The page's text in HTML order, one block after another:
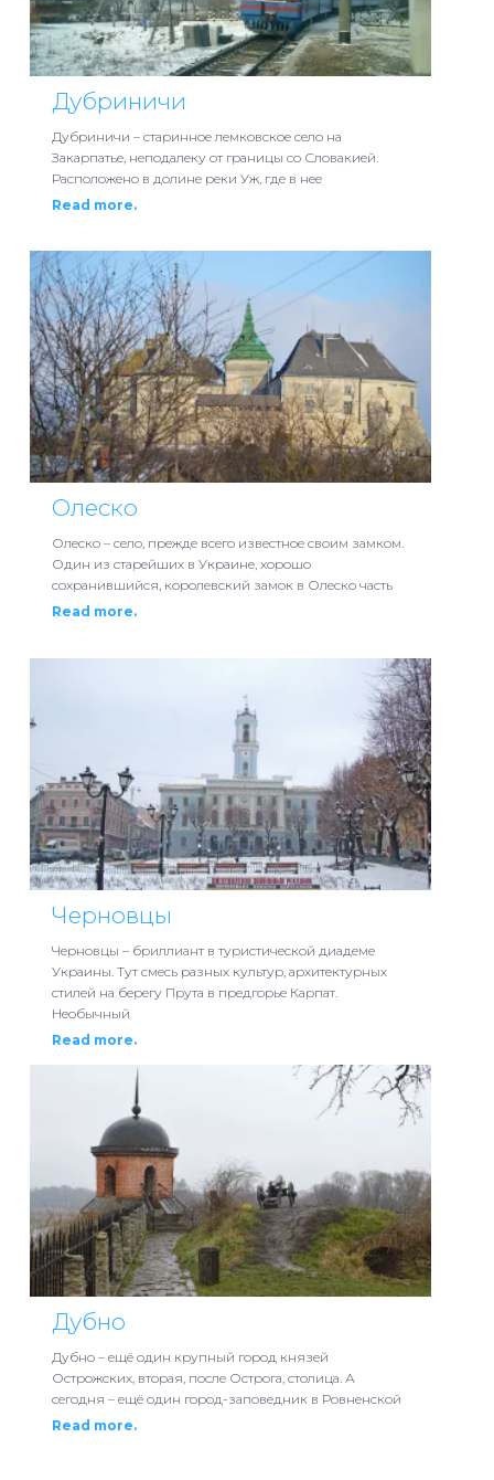
Дубриничи
Дубриничи – старинное лемковское село на
Закарпатье, неподалеку от границы со Словакией.
Расположено в долине реки Уж, где в нее
Read more.
Олеско
Олеско – село, прежде всего известное своим замком.
Один из старейших в Украине, хорошо
сохранившийся, королевский замок в Олеско часть
Read more.
Черновцы
Черновцы – бриллиант в туристической диадеме
Украины. Тут смесь разных культур, архитектурных
стилей на берегу Прута в предгорье Карпат.
Необычный
Read more.
Дубно
Дубно – ещё один крупный город князей
Острожских, вторая, после Острога, столица. А
сегодня – ещё один город-заповедник в Ровненской
Read more.